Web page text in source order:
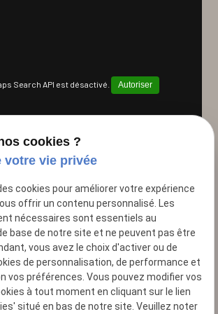
Search API est désactivé. Autoriser
22 Rue de Lisbonne
75008 Paris
cookies ?
votre vie privée
cookies pour améliorer votre expérience
offrir un contenu personnalisé. Les
nécessaires sont essentiels au
base de notre site et ne peuvent pas être
vous avez le choix d'activer ou de
de personnalisation, de performance et
vos préférences. Vous pouvez modifier vos
à tout moment en cliquant sur le lien
situé en bas de notre site. Veuillez noter